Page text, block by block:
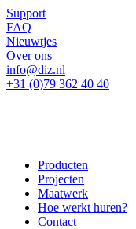
Support
FAQ
Nieuwtjes
Over ons
info@diz.nl
+31 (0)79 362 40 40
Producten
Projecten
Maatwerk
Hoe werkt huren?
Contact